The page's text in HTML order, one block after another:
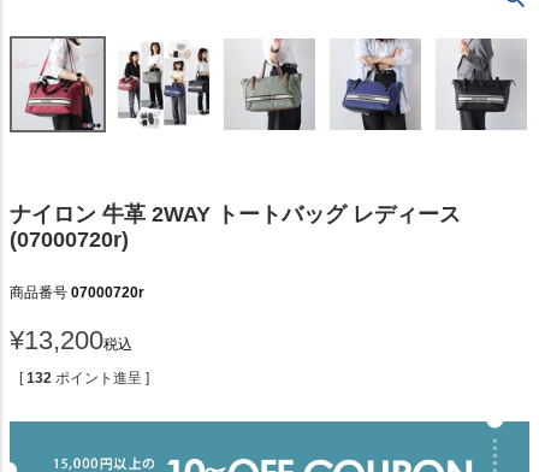
ナイロン 牛革 2WAY トートバッグ レディース
(07000720r)
商品番号 07000720r
¥13,200税込
[ 132 ポイント進呈 ]